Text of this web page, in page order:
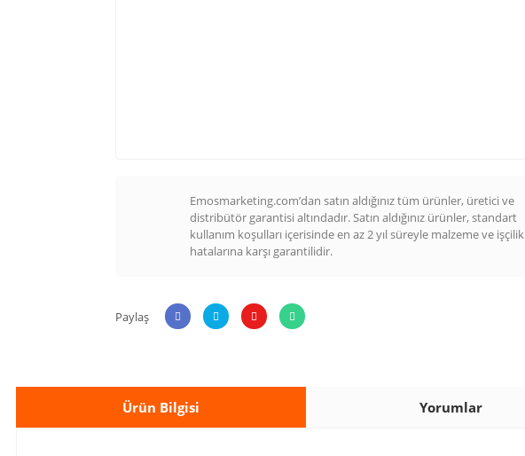
Emosmarketing.com’dan satın aldığınız tüm ürünler, üretici ve
distribütör garantisi altındadır. Satın aldığınız ürünler, standart
kullanım koşulları içerisinde en az 2 yıl süreyle malzeme ve işçilik
hatalarına karşı garantilidir.
Paylaş
Ürün Bilgisi Yorumlar